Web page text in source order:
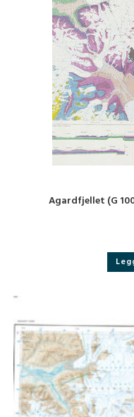
Agardfjellet (G